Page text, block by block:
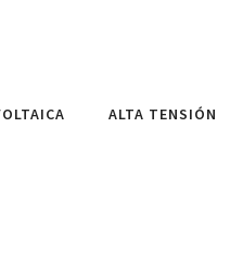
ALTA TENSIÓN